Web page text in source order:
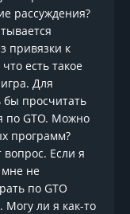
рассуждения?
привязки к
есть такое
Для
бы просчитать
по GTO. Можно
программ?
вопрос. Если я
не
по GTO
Могу ли я как-то